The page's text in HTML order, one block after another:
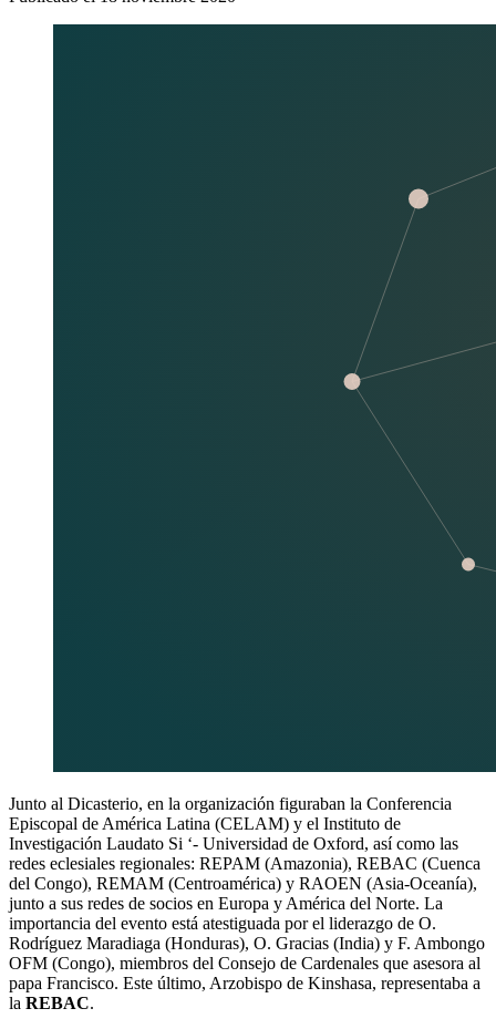
Junto al Dicasterio, en la organización figuraban la Conferencia
Episcopal de América Latina (CELAM) y el Instituto de
Investigación Laudato Si ‘- Universidad de Oxford, así como las
redes eclesiales regionales: REPAM (Amazonia), REBAC (Cuenca
del Congo), REMAM (Centroamérica) y RAOEN (Asia-Oceanía),
junto a sus redes de socios en Europa y América del Norte. La
importancia del evento está atestiguada por el liderazgo de O.
Rodríguez Maradiaga (Honduras), O. Gracias (India) y F. Ambongo
OFM (Congo), miembros del Consejo de Cardenales que asesora al
papa Francisco. Este último, Arzobispo de Kinshasa, representaba a
la REBAC.